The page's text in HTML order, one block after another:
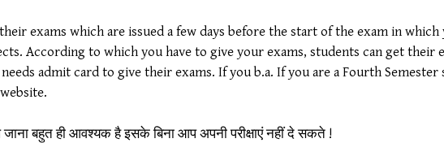
exams which are issued a few days before the start of the exam in
According to which you have to give your exams, students can get
admit card to give their exams. If you b.a. If you are a Fourth
बहुत ही आवश्यक है इसके बिना आप अपनी परीक्षाएं नहीं दे सकते !